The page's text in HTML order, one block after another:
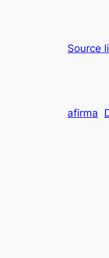
Source
afirma